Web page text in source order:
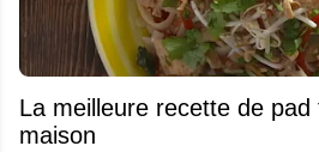
La meilleure recette de
maison